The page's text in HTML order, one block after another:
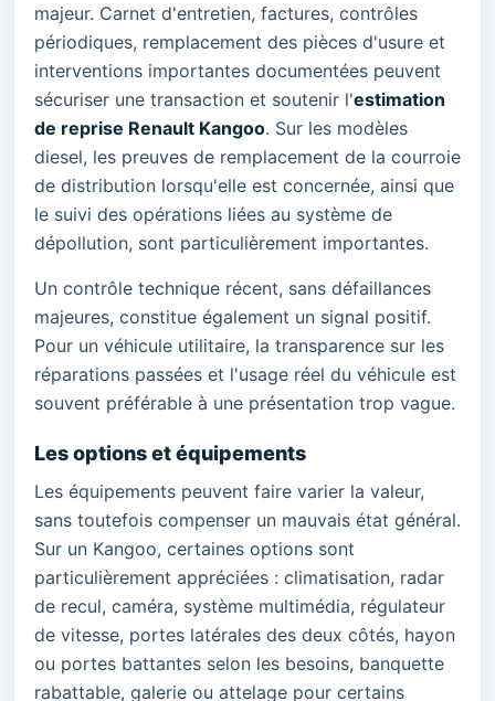
majeur. Carnet d'entretien, factures, contrôles
périodiques, remplacement des pièces d'usure et
interventions importantes documentées peuvent
sécuriser une transaction et soutenir l'estimation
de reprise Renault Kangoo. Sur les modèles
diesel, les preuves de remplacement de la courroie
de distribution lorsqu'elle est concernée, ainsi que
le suivi des opérations liées au système de
dépollution, sont particulièrement importantes.
Un contrôle technique récent, sans défaillances
majeures, constitue également un signal positif.
Pour un véhicule utilitaire, la transparence sur les
réparations passées et l'usage réel du véhicule est
souvent préférable à une présentation trop vague.
Les options et équipements
Les équipements peuvent faire varier la valeur,
sans toutefois compenser un mauvais état général.
Sur un Kangoo, certaines options sont
particulièrement appréciées : climatisation, radar
de recul, caméra, système multimédia, régulateur
de vitesse, portes latérales des deux côtés, hayon
ou portes battantes selon les besoins, banquette
rabattable, galerie ou attelage pour certains